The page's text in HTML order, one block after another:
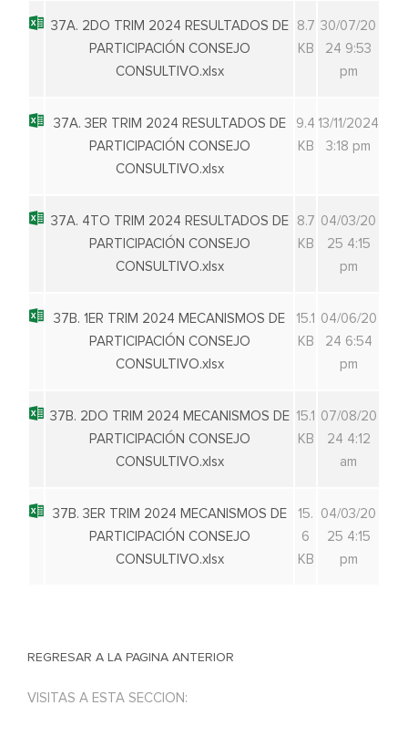
37A. 2DO TRIM 2024 RESULTADOS DE
PARTICIPACIÓN CONSEJO
CONSULTIVO.xlsx
8.7
KB
30/07/20
24 9:53
pm
37A. 3ER TRIM 2024 RESULTADOS DE
PARTICIPACIÓN CONSEJO
CONSULTIVO.xlsx
9.4
KB
13/11/2024
3:18 pm
37A. 4TO TRIM 2024 RESULTADOS DE
PARTICIPACIÓN CONSEJO
CONSULTIVO.xlsx
8.7
KB
04/03/20
25 4:15
pm
37B. 1ER TRIM 2024 MECANISMOS DE
PARTICIPACIÓN CONSEJO
CONSULTIVO.xlsx
15.1
KB
04/06/20
24 6:54
pm
37B. 2DO TRIM 2024 MECANISMOS DE
PARTICIPACIÓN CONSEJO
CONSULTIVO.xlsx
15.1
KB
07/08/20
24 4:12
am
37B. 3ER TRIM 2024 MECANISMOS DE
PARTICIPACIÓN CONSEJO
CONSULTIVO.xlsx
15.
6
KB
04/03/20
25 4:15
pm
REGRESAR A LA PAGINA ANTERIOR
VISITAS A ESTA SECCION: